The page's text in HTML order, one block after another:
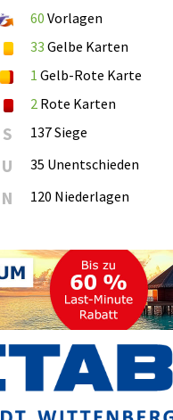
60 Vorlagen
33 Gelbe Karten
1 Gelb-Rote Karte
2 Rote Karten
S 137 Siege
U 35 Unentschieden
N 120 Niederlagen